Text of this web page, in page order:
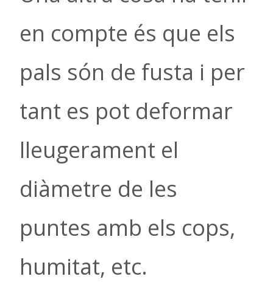
en compte és que els
pals són de fusta i per
tant es pot deformar
lleugerament el
diàmetre de les
puntes amb els cops,
humitat, etc.